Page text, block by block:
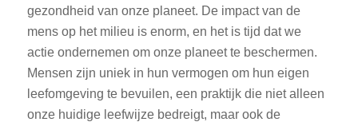
gezondheid van onze planeet. De impact van de
mens op het milieu is enorm, en het is tijd dat we
actie ondernemen om onze planeet te beschermen.
Mensen zijn uniek in hun vermogen om hun eigen
leefomgeving te bevuilen, een praktijk die niet alleen
onze huidige leefwijze bedreigt, maar ook de